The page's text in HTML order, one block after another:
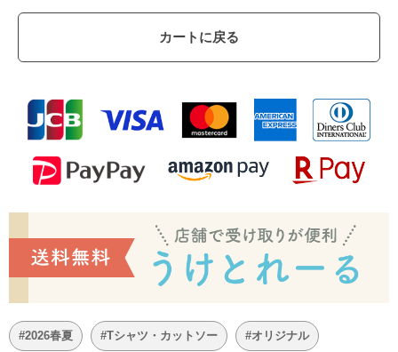
カートに戻る
#2026春夏 #Tシャツ・カットソー #オリジナル